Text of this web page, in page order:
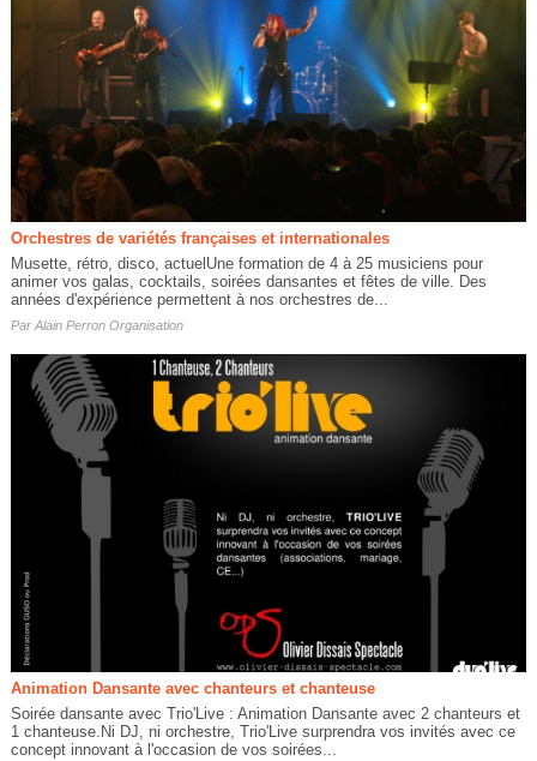
Orchestres de variétés françaises et internationales
Musette, rétro, disco, actuelUne formation de 4 à 25 musiciens pour
animer vos galas, cocktails, soirées dansantes et fêtes de ville. Des
années d'expérience permettent à nos orchestres de...
Par Alain Perron Organisation
Animation Dansante avec chanteurs et chanteuse
Soirée dansante avec Trio'Live : Animation Dansante avec 2 chanteurs et
1 chanteuse.Ni DJ, ni orchestre, Trio'Live surprendra vos invités avec ce
concept innovant à l'occasion de vos soirées...